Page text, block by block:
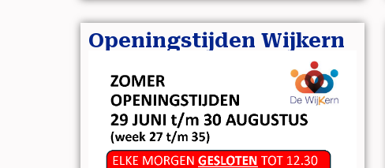
Openingstijden Wijkern